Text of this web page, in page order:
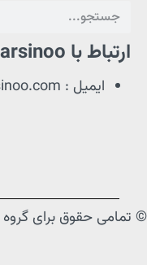
ارتباط با Parsinoo
ایمیل : info@parsinoo.com
© تمامی حقوق برای گروه